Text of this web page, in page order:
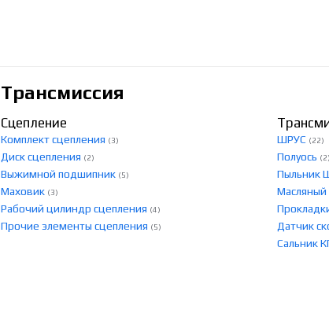
Трансмиссия
Сцепление
Комплект сцепления (3)
Диск сцепления (2)
Выжимной подшипник (5)
Маховик (3)
Рабочий цилиндр сцепления (4)
Прочие элементы сцепления (5)
ШРУС (22)
Полуось (2)
Пыльник
Датчик
Сальник